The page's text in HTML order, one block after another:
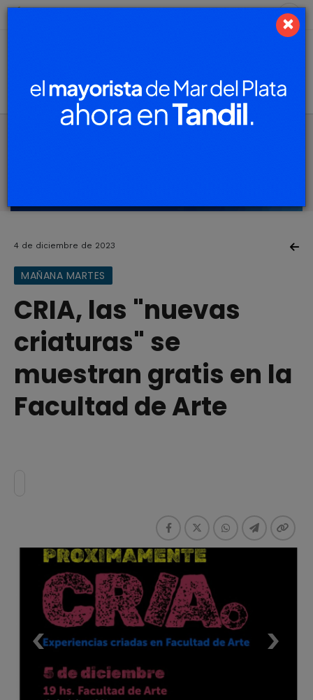
4 de diciembre de 2023
MAÑANA MARTES
CRIA, las "nuevas
criaturas" se
muestran gratis en la
Facultad de Arte
×